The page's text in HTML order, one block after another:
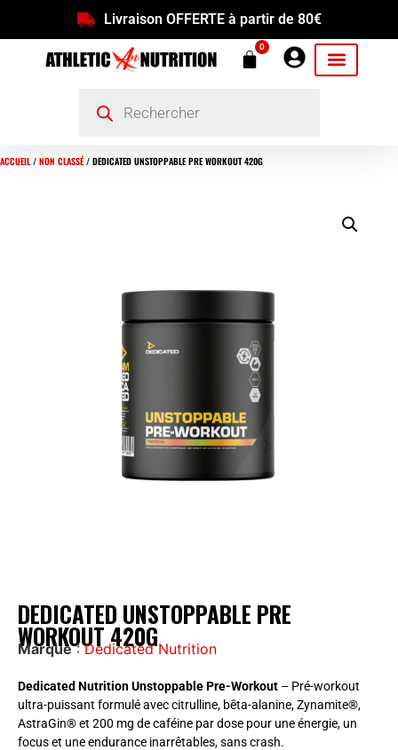
Livraison OFFERTE à partir de 80€
0
ACCUEIL/ NON CLASSÉ/ DEDICATED UNSTOPPABLE PRE WORKOUT 420G
DEDICATED UNSTOPPABLE PRE
WORKOUT 420G
Marque:Dedicated Nutrition
Dedicated Nutrition Unstoppable Pre-Workout – Pré-workout
ultra-puissant formulé avec citrulline, bêta-alanine, Zynamite®,
AstraGin® et 200 mg de caféine par dose pour une énergie, un
focus et une endurance inarrêtables, sans crash.